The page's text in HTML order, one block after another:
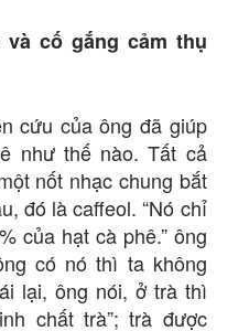
cố gắng cảm thụ
cứu của ông đã giúp
như thế nào. Tất cả
nốt nhạc chung bắt
đó là caffeol. “Nó chỉ
của hạt cà phê.” ông
có nó thì ta không
lại, ông nói, ở trà thì
chất trà”; trà được